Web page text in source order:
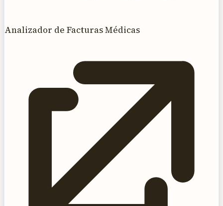
Analizador de Facturas Médicas